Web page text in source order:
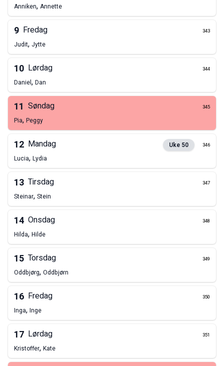
Anniken, Annette
9 Fredag 343
Judit, Jytte
10 Lørdag 344
Daniel, Dan
11 Søndag 345
Pia, Peggy
12 Mandag Uke 50 346
Lucia, Lydia
13 Tirsdag 347
Steinar, Stein
14 Onsdag 348
Hilda, Hilde
15 Torsdag 349
Oddbjørg, Oddbjørn
16 Fredag 350
Inga, Inge
17 Lørdag 351
Kristoffer, Kate